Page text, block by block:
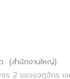
(สำนักงานใหญ่)
ร 2 แขวงจตุจักร เ